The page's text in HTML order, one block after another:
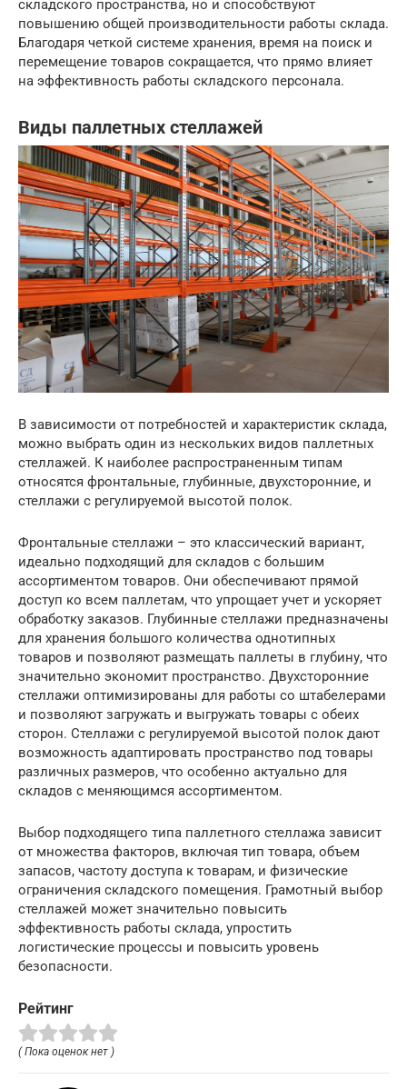
складского пространства, но и способствуют
повышению общей производительности работы склада.
Благодаря четкой системе хранения, время на поиск и
перемещение товаров сокращается, что прямо влияет
на эффективность работы складского персонала.
Виды паллетных стеллажей
В зависимости от потребностей и характеристик склада,
можно выбрать один из нескольких видов паллетных
стеллажей. К наиболее распространенным типам
относятся фронтальные, глубинные, двухсторонние, и
стеллажи с регулируемой высотой полок.
Фронтальные стеллажи – это классический вариант,
идеально подходящий для складов с большим
ассортиментом товаров. Они обеспечивают прямой
доступ ко всем паллетам, что упрощает учет и ускоряет
обработку заказов. Глубинные стеллажи предназначены
для хранения большого количества однотипных
товаров и позволяют размещать паллеты в глубину, что
значительно экономит пространство. Двухсторонние
стеллажи оптимизированы для работы со штабелерами
и позволяют загружать и выгружать товары с обеих
сторон. Стеллажи с регулируемой высотой полок дают
возможность адаптировать пространство под товары
различных размеров, что особенно актуально для
складов с меняющимся ассортиментом.
Выбор подходящего типа паллетного стеллажа зависит
от множества факторов, включая тип товара, объем
запасов, частоту доступа к товарам, и физические
ограничения складского помещения. Грамотный выбор
стеллажей может значительно повысить
эффективность работы склада, упростить
логистические процессы и повысить уровень
безопасности.
Рейтинг
( Пока оценок нет )